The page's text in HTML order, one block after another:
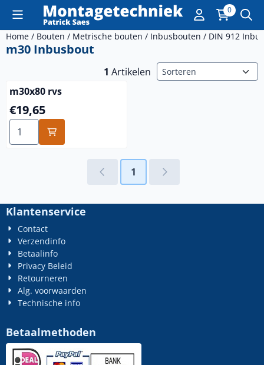
Cookievoorkeuren zijn momenteel gesloten. 0
Home / Bouten / Metrische bouten / Inbusbouten / DIN 912
m30 Inbusbout
1 Artikelen Sorteermethode
m30x80 rvs
Prijs: 19,65
€19,65
Aantal kiezen voor m30x80 rvs
1
Klantenservice
Contact
Verzendinfo
Betaalinfo
Privacy Beleid
Retourneren
Alg. voorwaarden
Technische info
Betaalmethoden